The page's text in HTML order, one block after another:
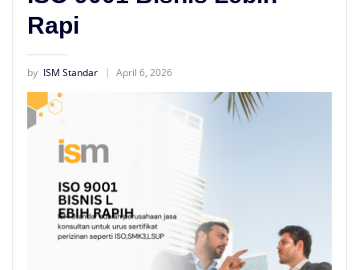
Rapi
by ISM Standar April 6, 2026